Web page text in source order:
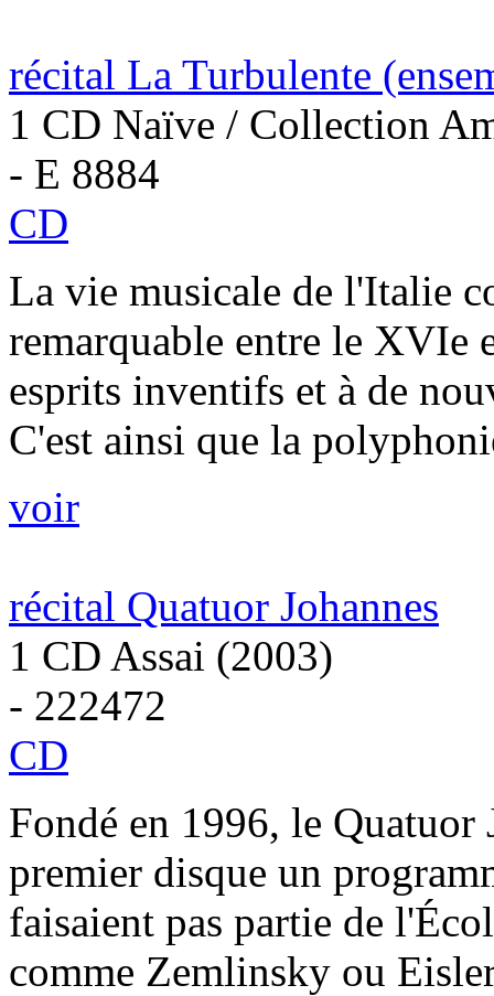
récital La Turbulente
1 CD Naïve / Collection
- E 8884
CD
La vie musicale de l'Italie
remarquable entre le XVIe
esprits inventifs et à de
C'est ainsi que la
voir
récital Quatuor Johannes
1 CD Assai (2003)
- 222472
CD
Fondé en 1996, le Quatuor
premier disque un
faisaient pas partie de
comme Zemlinsky ou